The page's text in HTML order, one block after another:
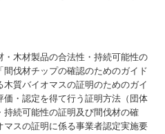
木材製品の合法性・持続可能性の
伐材チップの確認のためのガイド
質バイオマスの証明のためのガイ
価・認定を得て行う証明方法（団体
続可能性の証明及び間伐材の確
スの証明に係る事業者認定実施要